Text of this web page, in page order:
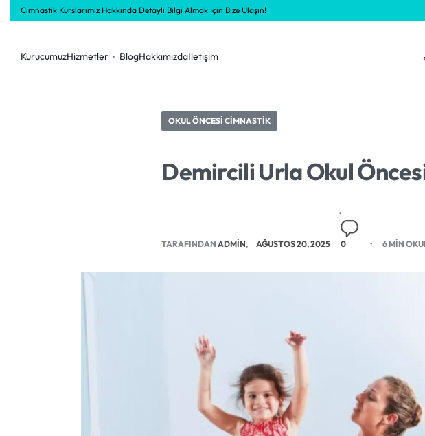
Cimnastik Kurslarımız Hakkında Detaylı Bilgi Almak İçin Bize Ulaşın!
KurucumuzHizmetler BlogHakkımızdaİletişim
OKUL ÖNCESI CIMNASTIK
Demircili Urla Okul
TARAFINDANADMIN AĞUSTOS 20, 2025 0 6 MIN